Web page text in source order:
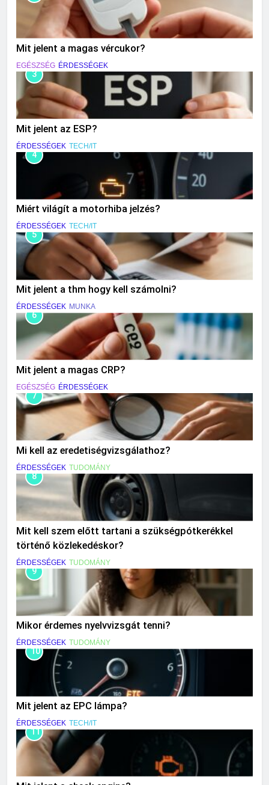
Mit jelent a magas vércukor?
EGÉSZSÉG ÉRDESSÉGEK
3
Mit jelent az ESP?
ÉRDESSÉGEK TECH/IT
4
Miért világít a motorhiba jelzés?
ÉRDESSÉGEK TECH/IT
5
Mit jelent a thm hogy kell számolni?
ÉRDESSÉGEK MUNKA
6
Mit jelent a magas CRP?
EGÉSZSÉG ÉRDESSÉGEK
7
Mi kell az eredetiségvizsgálathoz?
ÉRDESSÉGEK TUDOMÁNY
8
Mit kell szem előtt tartani a szükségpótkerékkel
történő közlekedéskor?
ÉRDESSÉGEK TUDOMÁNY
9
Mikor érdemes nyelvvizsgát tenni?
ÉRDESSÉGEK TUDOMÁNY
10
Mit jelent az EPC lámpa?
ÉRDESSÉGEK TECH/IT
11